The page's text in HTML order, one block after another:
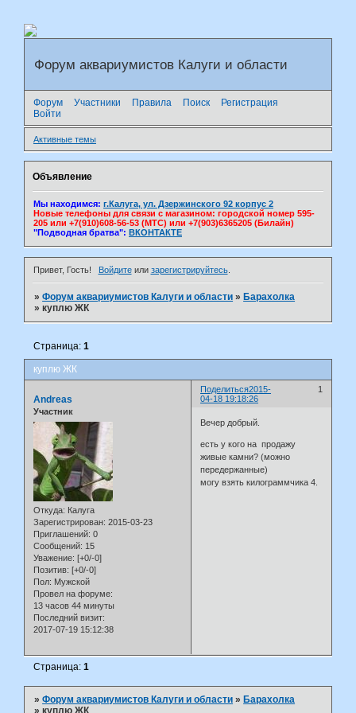
Форум аквариумистов Калуги и области
Форум Участники Правила Поиск
Регистрация
Войти
Активные темы
Объявление
Мы находимся: г.Калуга, ул. Дзержинского 92 корпус 2
Новые телефоны для связи с магазином: городской номер 595-
205 или +7(910)608-56-53 (МТС) или +7(903)6365205 (Билайн)
"Подводная братва": ВКОНТАКТЕ
Привет, Гость! Войдитеили зарегистрируйтесь.
»Форум аквариумистов Калуги и области » Барахолка
»куплю ЖК
куплю ЖК
Страница:1
Поделиться 1
2015-
04-18 19:18:26
Andreas
Участник
Откуда: Калуга
Зарегистрирован: 2015-03-23
Приглашений: 0
Сообщений: 15
Уважение: [+0/-0]
Позитив: [+0/-0]
Пол: Мужской
Провел на форуме:
13 часов 44 минуты
Последний визит:
2017-07-19 15:12:38
Вечер добрый.
есть у кого на продажу
живые камни? (можно
передержанные)
могу взять килограммчика 4.
Страница:1
»Форум аквариумистов Калуги и области » Барахолка